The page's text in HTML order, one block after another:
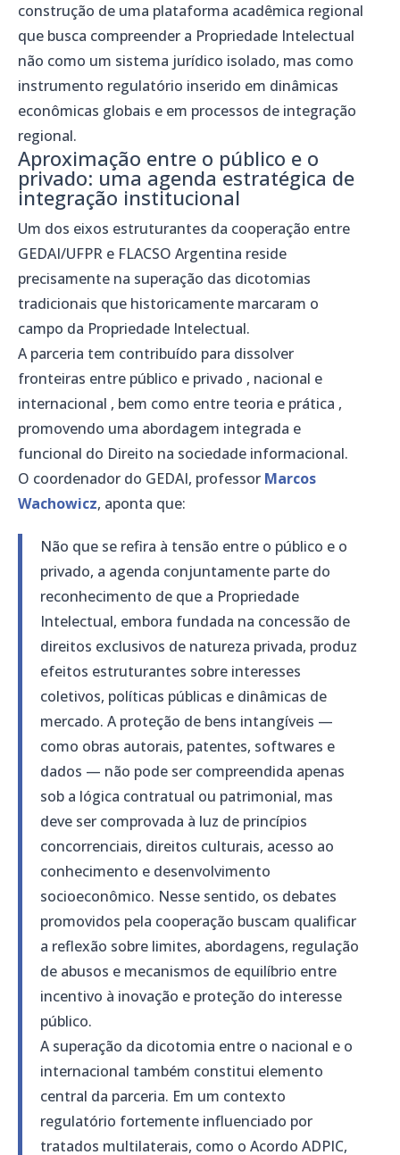
construção de uma plataforma acadêmica regional
que busca compreender a Propriedade Intelectual
não como um sistema jurídico isolado, mas como
instrumento regulatório inserido em dinâmicas
econômicas globais e em processos de integração
regional.
Aproximação entre o público e o
privado: uma agenda estratégica de
integração institucional
Um dos eixos estruturantes da cooperação entre
GEDAI/UFPR e FLACSO Argentina reside
precisamente na superação das dicotomias
tradicionais que historicamente marcaram o
campo da Propriedade Intelectual.
A parceria tem contribuído para dissolver
fronteiras entre público e privado , nacional e
internacional , bem como entre teoria e prática ,
promovendo uma abordagem integrada e
funcional do Direito na sociedade informacional.
O coordenador do GEDAI, professor Marcos
Wachowicz, aponta que:
Não que se refira à tensão entre o público e o
privado, a agenda conjuntamente parte do
reconhecimento de que a Propriedade
Intelectual, embora fundada na concessão de
direitos exclusivos de natureza privada, produz
efeitos estruturantes sobre interesses
coletivos, políticas públicas e dinâmicas de
mercado. A proteção de bens intangíveis —
como obras autorais, patentes, softwares e
dados — não pode ser compreendida apenas
sob a lógica contratual ou patrimonial, mas
deve ser comprovada à luz de princípios
concorrenciais, direitos culturais, acesso ao
conhecimento e desenvolvimento
socioeconômico. Nesse sentido, os debates
promovidos pela cooperação buscam qualificar
a reflexão sobre limites, abordagens, regulação
de abusos e mecanismos de equilíbrio entre
incentivo à inovação e proteção do interesse
público.
A superação da dicotomia entre o nacional e o
internacional também constitui elemento
central da parceria. Em um contexto
regulatório fortemente influenciado por
tratados multilaterais, como o Acordo ADPIC,